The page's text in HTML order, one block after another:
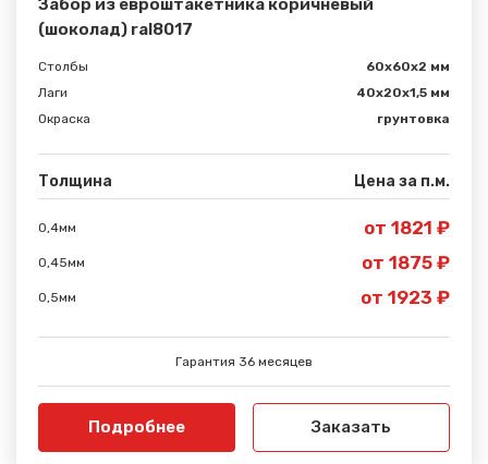
Забор из евроштакетника коричневый
(шоколад) ral8017
Столбы
60х60х2 мм
Лаги
40х20х1,5 мм
Окраска
грунтовка
Толщина Цена за п.м.
0,4мм от 1821 ₽
0,45мм от 1875 ₽
0,5мм от 1923 ₽
Гарантия 36 месяцев
Подробнее Заказать